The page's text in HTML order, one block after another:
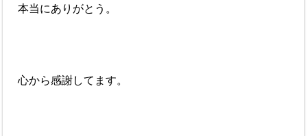
本当にありがとう。
心から感謝してます。